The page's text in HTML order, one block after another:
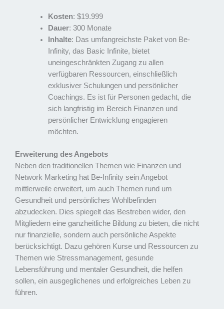
Kosten: $19.999
Dauer: 300 Monate
Inhalte: Das umfangreichste Paket von Be-
Infinity, das Basic Infinite, bietet
uneingeschränkten Zugang zu allen
verfügbaren Ressourcen, einschließlich
exklusiver Schulungen und persönlicher
Coachings. Es ist für Personen gedacht, die
sich langfristig im Bereich Finanzen und
persönlicher Entwicklung engagieren
möchten.
Erweiterung des Angebots
Neben den traditionellen Themen wie Finanzen und
Network Marketing hat Be-Infinity sein Angebot
mittlerweile erweitert, um auch Themen rund um
Gesundheit und persönliches Wohlbefinden
abzudecken. Dies spiegelt das Bestreben wider, den
Mitgliedern eine ganzheitliche Bildung zu bieten, die nicht
nur finanzielle, sondern auch persönliche Aspekte
berücksichtigt. Dazu gehören Kurse und Ressourcen zu
Themen wie Stressmanagement, gesunde
Lebensführung und mentaler Gesundheit, die helfen
sollen, ein ausgeglichenes und erfolgreiches Leben zu
führen.